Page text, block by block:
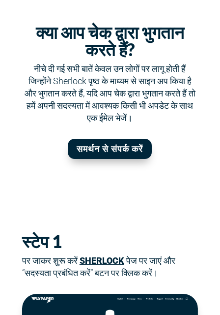
क्या आप चेक द्वारा भुगतान
करते हैं?
नीचे दी गई सभी बातें केवल उन लोगों पर लागू होती हैं
जिन्होंने Sherlock पृष्ठ के माध्यम से साइन अप किया है
और भुगतान करते हैं, यदि आप चेक द्वारा भुगतान करते हैं तो
हमें अपनी सदस्यता में आवश्यक किसी भी अपडेट के साथ
एक ईमेल भेजें।
समर्थन से संपर्क करें
स्टेप 1
पर जाकर शुरू करेंSHERLOCKपेज पर जाएं और
“सदस्यता प्रबंधित करें” बटन पर क्लिक करें।